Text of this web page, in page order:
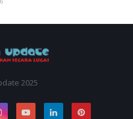
2025